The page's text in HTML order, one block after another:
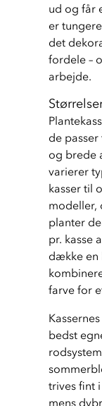
ud og får
er
det
fordele –
arbejde.
de
og brede
varierer
kasser til
modeller,
planter
pr. kasse
dække en
farve for
bedst
trives fint
mens